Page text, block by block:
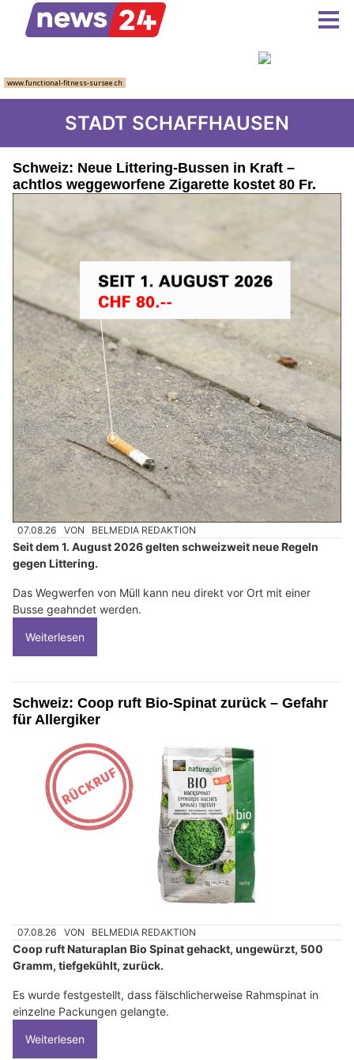
STADT SCHAFFHAUSEN
Schweiz: Neue Littering-Bussen in Kraft –
achtlos weggeworfene Zigarette kostet 80 Fr.
07.08.26 VON BELMEDIA REDAKTION
Seit dem 1. August 2026 gelten schweizweit neue Regeln
gegen Littering.
Das Wegwerfen von Müll kann neu direkt vor Ort mit einer
Busse geahndet werden.
Weiterlesen
Schweiz: Coop ruft Bio-Spinat zurück – Gefahr
für Allergiker
07.08.26 VON BELMEDIA REDAKTION
Coop ruft Naturaplan Bio Spinat gehackt, ungewürzt, 500
Gramm, tiefgekühlt, zurück.
Es wurde festgestellt, dass fälschlicherweise Rahmspinat in
einzelne Packungen gelangte.
Weiterlesen